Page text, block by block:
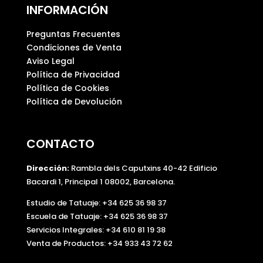
INFORMACIÓN
Preguntas Frecuentes
Condiciones de Venta
Aviso Legal
Política de Privacidad
Política de Cookies
Política de Devolución
CONTACTO
Dirección:Rambla dels Caputxins 40-42 Edificio
Bacardi 1, Principal 1 08002, Barcelona.
Estudio de Tatuaje: +34 625 36 98 37
Escuela de Tatuaje: +34 625 36 98 37
Servicios Integrales: +34 610 81 19 38
Venta de Productos: +34 933 43 72 62